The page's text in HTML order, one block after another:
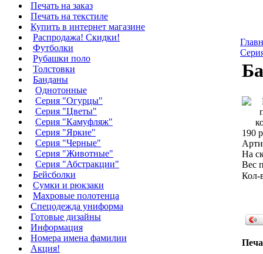
Печать на заказ
Печать на текстиле
Купить в интернет магазине
Распродажа! Скидки!
Футболки
Рубашки поло
Толстовки
Банданы
Однотонные
Серия "Огурцы"
Серия "Цветы"
Серия "Камуфляж"
Серия "Яркие"
Серия "Черные"
Серия "Животные"
Серия "Абстракции"
Бейсболки
Сумки и рюкзаки
Махровые полотенца
Cпецодежда униформа
Готовые дизайны
Информация
Номера имена фамилии
Акция!
190
На
Вес
Кол-